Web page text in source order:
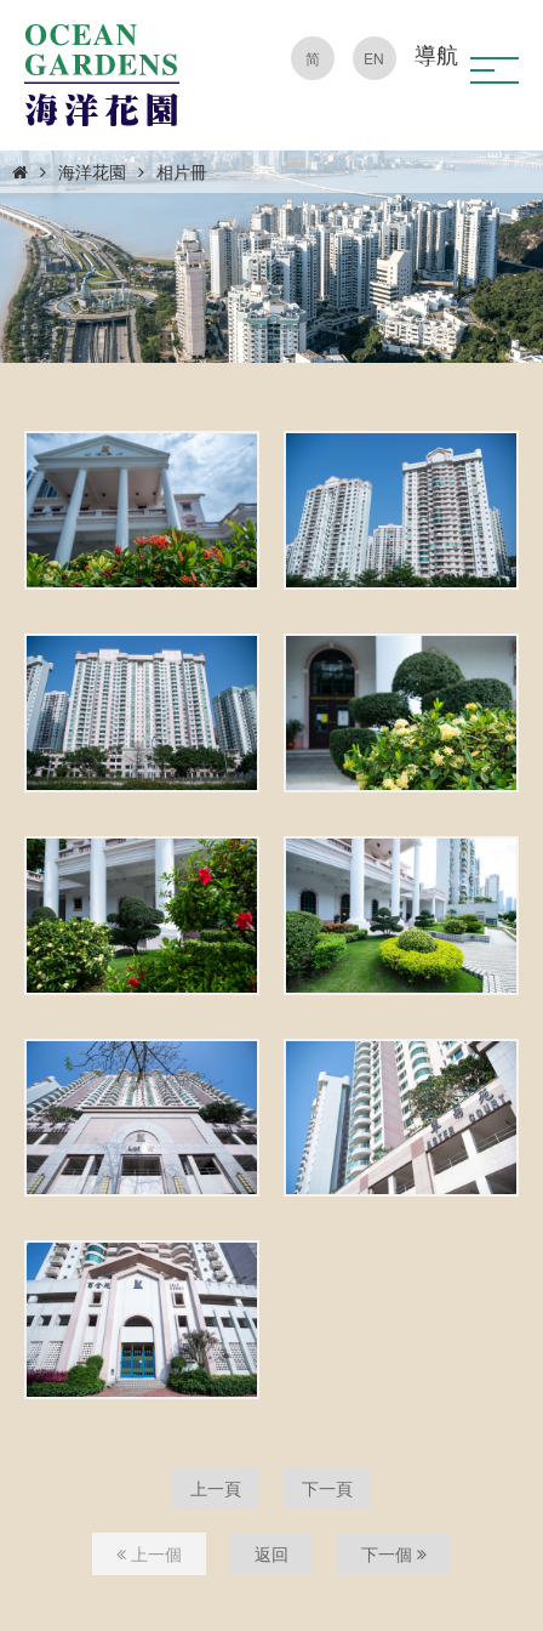
简 EN 導航
海洋花園 相片冊
上一頁 下一頁
上一個 返回 下一個